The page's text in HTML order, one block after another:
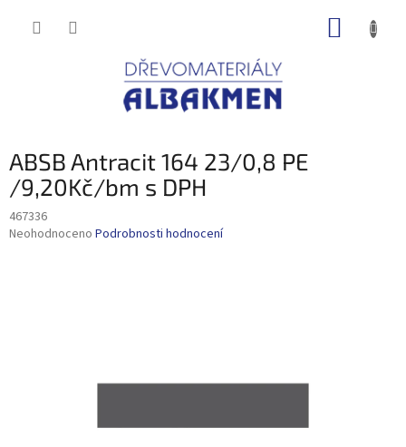
ABSB Antracit 164 23/0,8 PE
/9,20Kč/bm s DPH
467336
Průměrné
Neohodnoceno Podrobnosti hodnocení